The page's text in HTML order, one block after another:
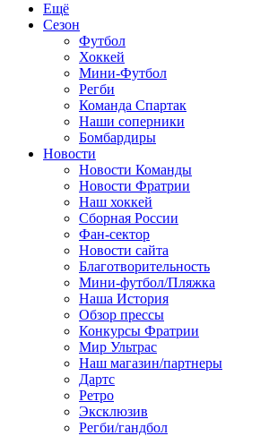
Ещё
Сезон
Футбол
Хоккей
Мини-Футбол
Регби
Команда Спартак
Наши соперники
Бомбардиры
Новости
Новости Команды
Новости Фратрии
Наш хоккей
Сборная России
Фан-cектор
Новости сайта
Благотворительность
Мини-футбол/Пляжка
Наша История
Обзор прессы
Конкурсы Фратрии
Мир Ультрас
Наш магазин/партнеры
Дартс
Ретро
Эксклюзив
Регби/гандбол